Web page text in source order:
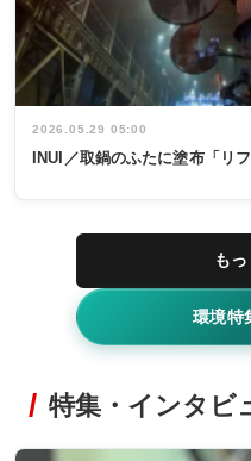
2026.05.29 05:00
INUI／取鍋のふたに塗布「リ
も
環境特
特集・インタビ